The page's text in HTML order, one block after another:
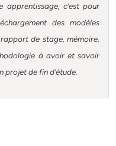
apprentissage, c’est pour
des modèles
de stage, mémoire,
à avoir et savoir
projet de fin d’étude.